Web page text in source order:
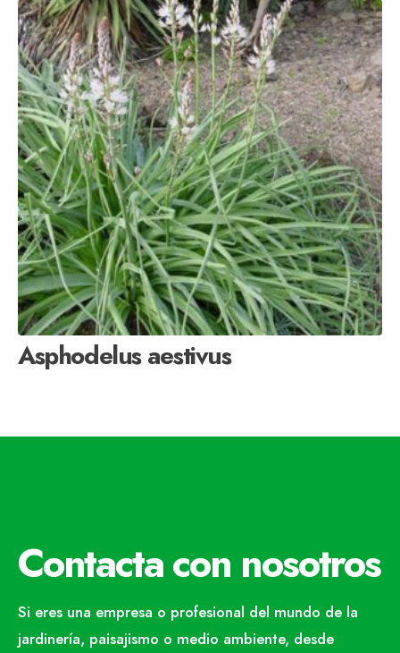
Asphodelus aestivus
Contacta con nosotros
Si eres una empresa o profesional del mundo de la
jardinería, paisajismo o medio ambiente, desde